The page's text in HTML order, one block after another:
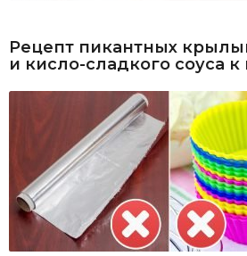
Рецепт пикантных
и кисло-сладкого соуса